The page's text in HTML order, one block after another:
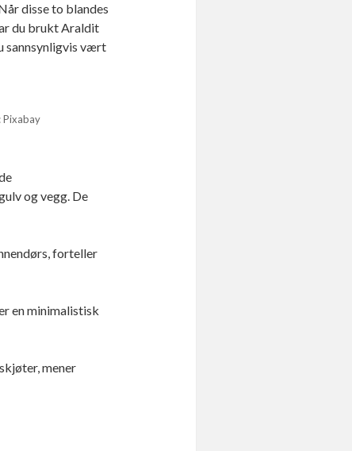
disse to blandes
du brukt Araldit
sannsynligvis vært
Pixabay
og vegg. De
forteller
en minimalistisk
mener